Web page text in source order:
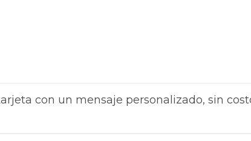
con un mensaje personalizado, sin